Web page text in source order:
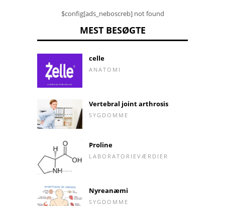
$config[ads_neboscreb] not found
MEST BESØGTE
celle
ANATOMI
Vertebral joint arthrosis
SYGDOMME
Proline
LABORATORIEVÆRDIER
Nyreanæmi
SYGDOMME